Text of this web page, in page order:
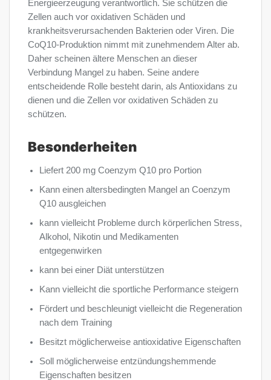
Energieerzeugung verantwortlich. Sie schützen die
Zellen auch vor oxidativen Schäden und
krankheitsverursachenden Bakterien oder Viren. Die
CoQ10-Produktion nimmt mit zunehmendem Alter ab.
Daher scheinen ältere Menschen an dieser
Verbindung Mangel zu haben. Seine andere
entscheidende Rolle besteht darin, als Antioxidans zu
dienen und die Zellen vor oxidativen Schäden zu
schützen.
Besonderheiten
Liefert 200 mg Coenzym Q10 pro Portion
Kann einen altersbedingten Mangel an Coenzym
Q10 ausgleichen
kann vielleicht Probleme durch körperlichen Stress,
Alkohol, Nikotin und Medikamenten
entgegenwirken
kann bei einer Diät unterstützen
Kann vielleicht die sportliche Performance steigern
Fördert und beschleunigt vielleicht die Regeneration
nach dem Training
Besitzt möglicherweise antioxidative Eigenschaften
Soll möglicherweise entzündungshemmende
Eigenschaften besitzen